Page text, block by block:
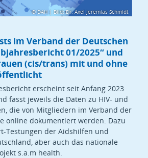
© DAH | Bild: Dr. Axel Jeremias Schmidt
im Verband der Deutschen
01/2025“ und
(cis/trans) mit und ohne
erscheint seit Anfang 2023
fasst jeweils die Daten zu HIV- und
die von Mitgliedern im Verband der
online dokumentiert werden. Dazu
Testungen der Aidshilfen und
aber auch das nationale
s.a.m health.